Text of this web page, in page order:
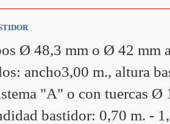
Ø 48,3 mm o Ø 42 mm
ancho3,00 m., altura
"A" o con tuercas Ø
bastidor: 0,70 m. -